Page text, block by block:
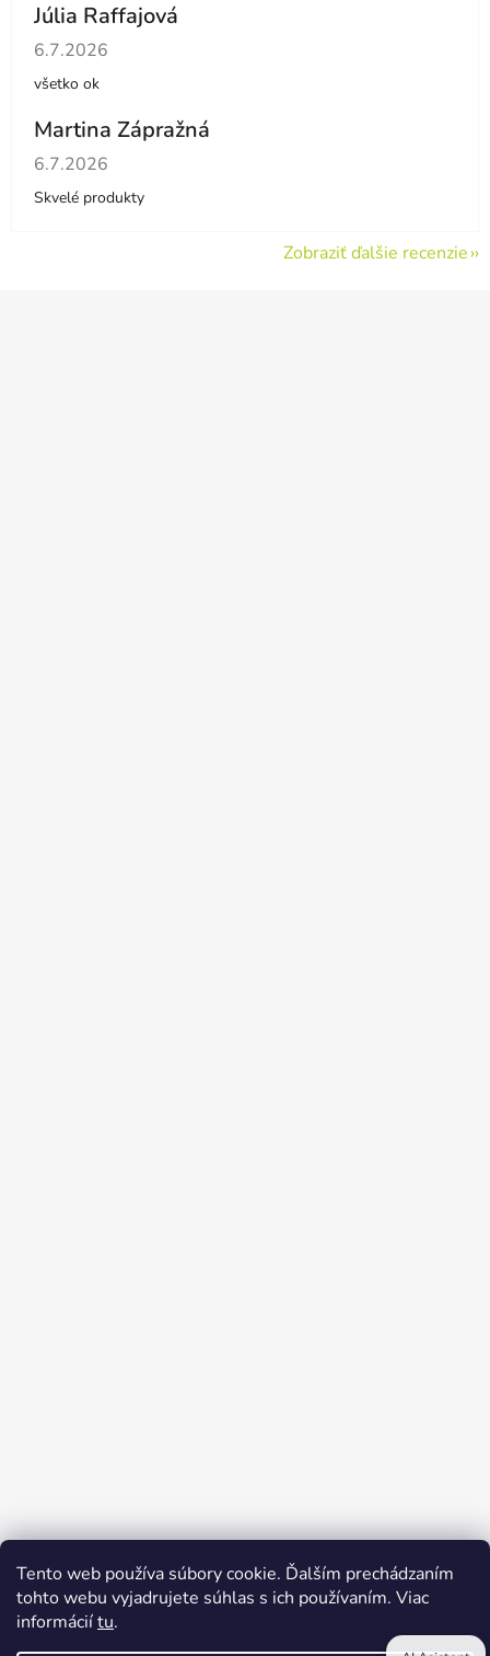
Tento web používa súbory cookie. Ďalším prechádzaním
tohto webu vyjadrujete súhlas s ich používaním. Viac
informáciítu.
Júlia Raffajová
Hodnotenie obchodu je 5 z 5 hviezdičiek.
6.7.2026
všetko ok
Martina Zápražná
Hodnotenie obchodu je 5 z 5 hviezdičiek.
6.7.2026
Skvelé produkty
Zobraziť ďalšie recenzie
Reklamačný poriadok
Podmienky ochrany osobných údajov